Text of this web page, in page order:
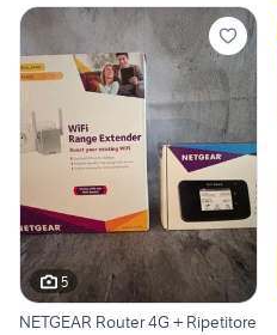
5
NETGEAR Router 4G + Ripetitore